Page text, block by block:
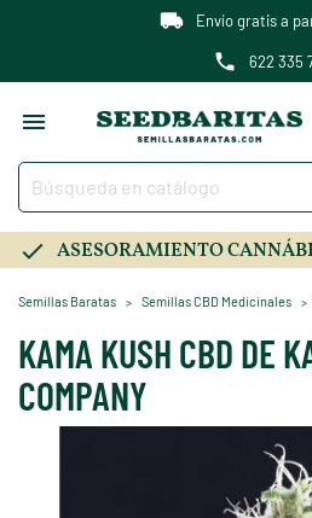
Envío gratis a
622 335

ASESORAMIENTO
Semillas Baratas Semillas CBD Medicinales
KAMA KUSH CBD DE
COMPANY